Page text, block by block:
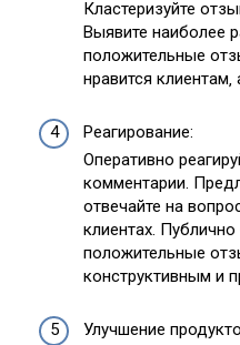
Кластеризуйте
Выявите наиболее
положительные
нравится
Реагирование:
Оперативно
комментарии.
отвечайте на
клиентах.
положительные
конструктивным и
Улучшение